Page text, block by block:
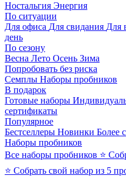
Ностальгия Энергия
По ситуации
Для офиса Для свидания Для
день
По сезону
Весна Лето Осень Зима
Попробовать без риска
Семплы Наборы пробников
В подарок
Готовые наборы
сертификаты
Популярное
Бестселлеры Новинки Более
Наборы пробников
Все наборы пробников ⭐
⭐ Собрать свой набор из 5